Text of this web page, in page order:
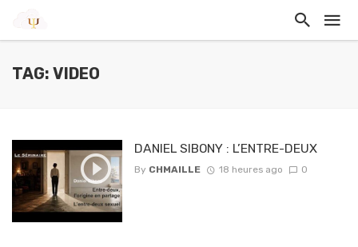
TAG: VIDEO
DANIEL SIBONY : L’ENTRE-DEUX
By CHMAILLE 18 heures ago 0